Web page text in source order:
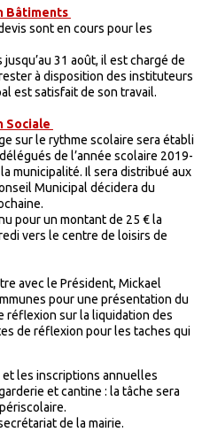
Bâtiments
sont en cours pour les
31 août, il est chargé de
à disposition des instituteurs
est satisfait de son travail.
Sociale
sur le rythme scolaire sera établi
de l’année scolaire 2019-
municipalité. Il sera distribué aux
Municipal décidera du
pour un montant de 25 € la
vers le centre de loisirs de
avec le Président, Mickael
pour une présentation du
réflexion sur la liquidation des
de réflexion pour les taches qui
les inscriptions annuelles
et cantine : la tâche sera
de la mairie.